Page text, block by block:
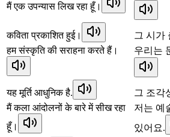
मैं एक उपन्यास लिख रहा हूँ।
कविता प्रकाशित हुई।
그 시가
हम संस्कृति की सराहना करते हैं।
우리는
यह मूर्ति आधुनिक है.
그 조각
मैं कला आंदोलनों के बारे में सीख रहा
हूँ।
저는 예
있어요.